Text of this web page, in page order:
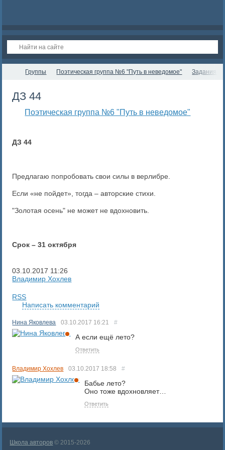
Группы Поэтическая группа №6 "Путь в неведомое" Задания
ДЗ 44
Поэтическая группа №6 "Путь в неведомое"
ДЗ 44
Предлагаю попробовать свои силы в верлибре.
Если «не пойдет», тогда – авторские стихи.
"Золотая осень" не может не вдохновить.
Срок – 31 октября
03.10.2017 11:26
Владимир Хохлев
RSS
Написать комментарий
Нина Яковлева 03.10.2017 16:21 #
А если ещё лето?
Ответить
Владимир Хохлев 03.10.2017 18:58 #
Бабье лето?
Оно тоже вдохновляет…
Ответить
Школа авторов © 2015-2026